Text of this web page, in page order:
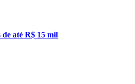
até R$ 15 mil